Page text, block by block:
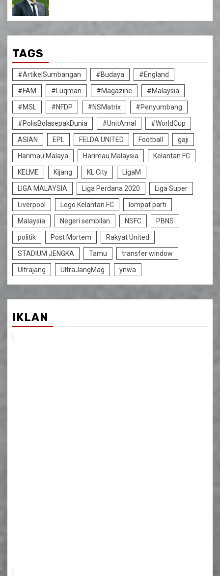
TAGS
#ArtikelSumbangan #Budaya #England
#FAM #Luqman #Magazine #Malaysia
#MSL #NFDP #NSMatrix #Penyumbang
#PolisBolasepakDunia #UnitAmal #WorldCup
ASIAN EPL FELDA UNITED Football gaji
Harimau Malaya Harimau Malaysia Kelantan FC
KELME Kijang KL City LigaM
LIGA MALAYSIA Liga Perdana 2020 Liga Super
Liverpool Logo Kelantan FC lompat parti
Malaysia Negeri sembilan NSFC PBNS
politik Post Mortem Rakyat United
STADIUM JENGKA Tamu transfer window
Ultrajang UltraJangMag ynwa
IKLAN